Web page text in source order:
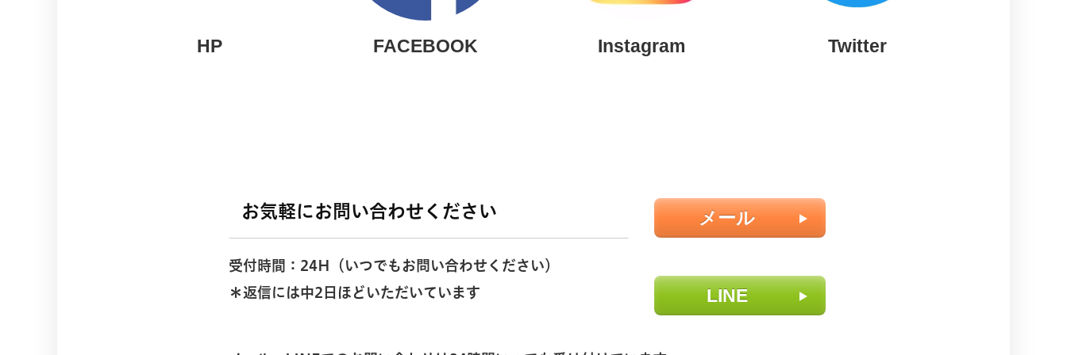
HP FACEBOOK Instagram Twitter
お気軽にお問い合わせください
受付時間：24H（いつでもお問い合わせください）
＊返信には中2日ほどいただいています
メール
LINE